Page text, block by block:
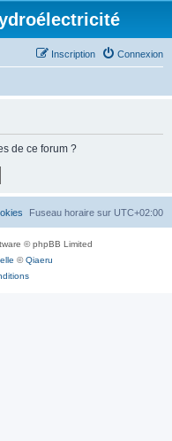
Connexion
Inscription
de ce forum ?
Fuseau horaire sur UTC+02:00
© phpBB Limited
©Qiaeru